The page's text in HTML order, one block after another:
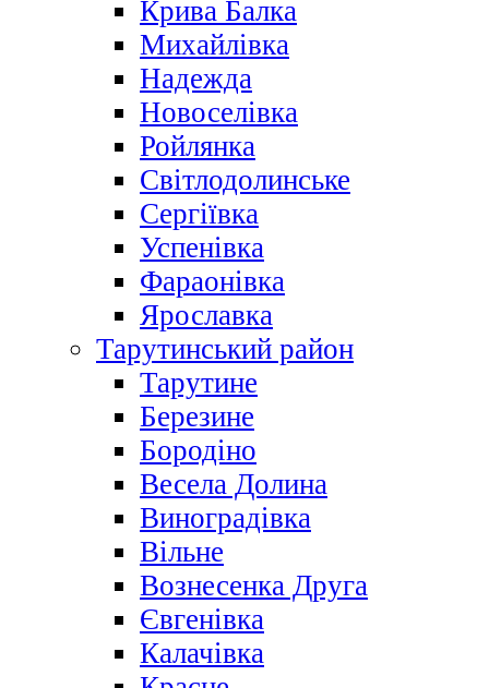
Крива Балка
Михайлівка
Надежда
Новоселівка
Ройлянка
Світлодолинське
Сергіївка
Успенівка
Фараонівка
Ярославка
Тарутинський район
Тарутине
Березине
Бородіно
Весела Долина
Виноградівка
Вільне
Вознесенка Друга
Євгенівка
Калачівка